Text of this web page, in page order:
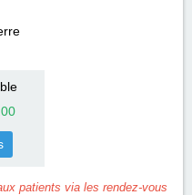
00
patients via les rendez-vous